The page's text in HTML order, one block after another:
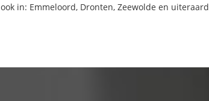
in: Emmeloord, Dronten, Zeewolde en uiteraard